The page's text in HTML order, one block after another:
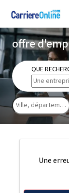
offre
QUE
Une